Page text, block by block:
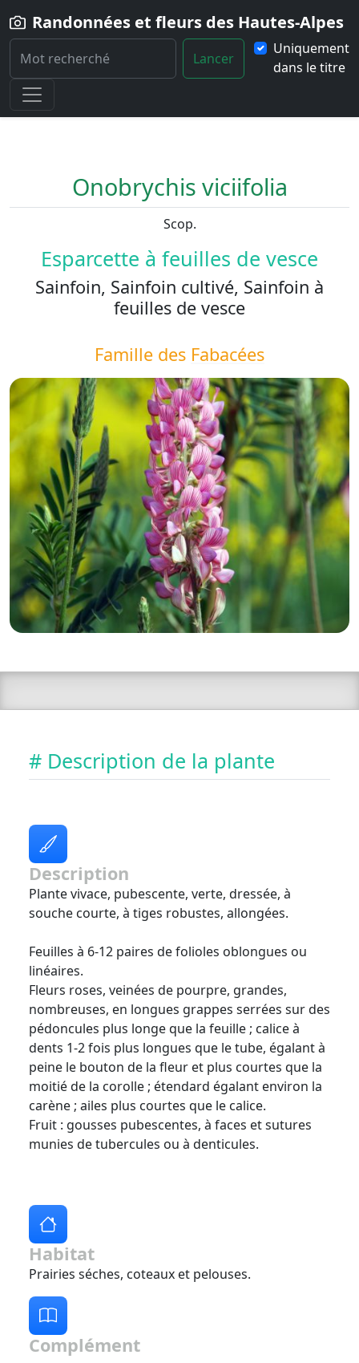
Randonnées et fleurs des Hautes-Alpes
Lancer
Uniquement
dans le titre
Home
Fleur Onobrychis-viciifolia
Onobrychis viciifolia
Scop.
Esparcette à feuilles de vesce
Sainfoin, Sainfoin cultivé, Sainfoin à
feuilles de vesce
Famille des Fabacées
# Description de la plante
Description
Plante vivace, pubescente, verte, dressée, à
souche courte, à tiges robustes, allongées.
Feuilles à 6-12 paires de folioles oblongues ou
linéaires.
Fleurs roses, veinées de pourpre, grandes,
nombreuses, en longues grappes serrées sur des
pédoncules plus longe que la feuille ; calice à
dents 1-2 fois plus longues que le tube, égalant à
peine le bouton de la fleur et plus courtes que la
moitié de la corolle ; étendard égalant environ la
carène ; ailes plus courtes que le calice.
Fruit : gousses pubescentes, à faces et sutures
munies de tubercules ou à denticules.
Habitat
Prairies séches, coteaux et pelouses.
Complément